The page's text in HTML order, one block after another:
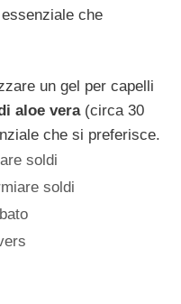
che
un gel per capelli
aloe vera(circa 30
che si preferisce.
soldi
soldi